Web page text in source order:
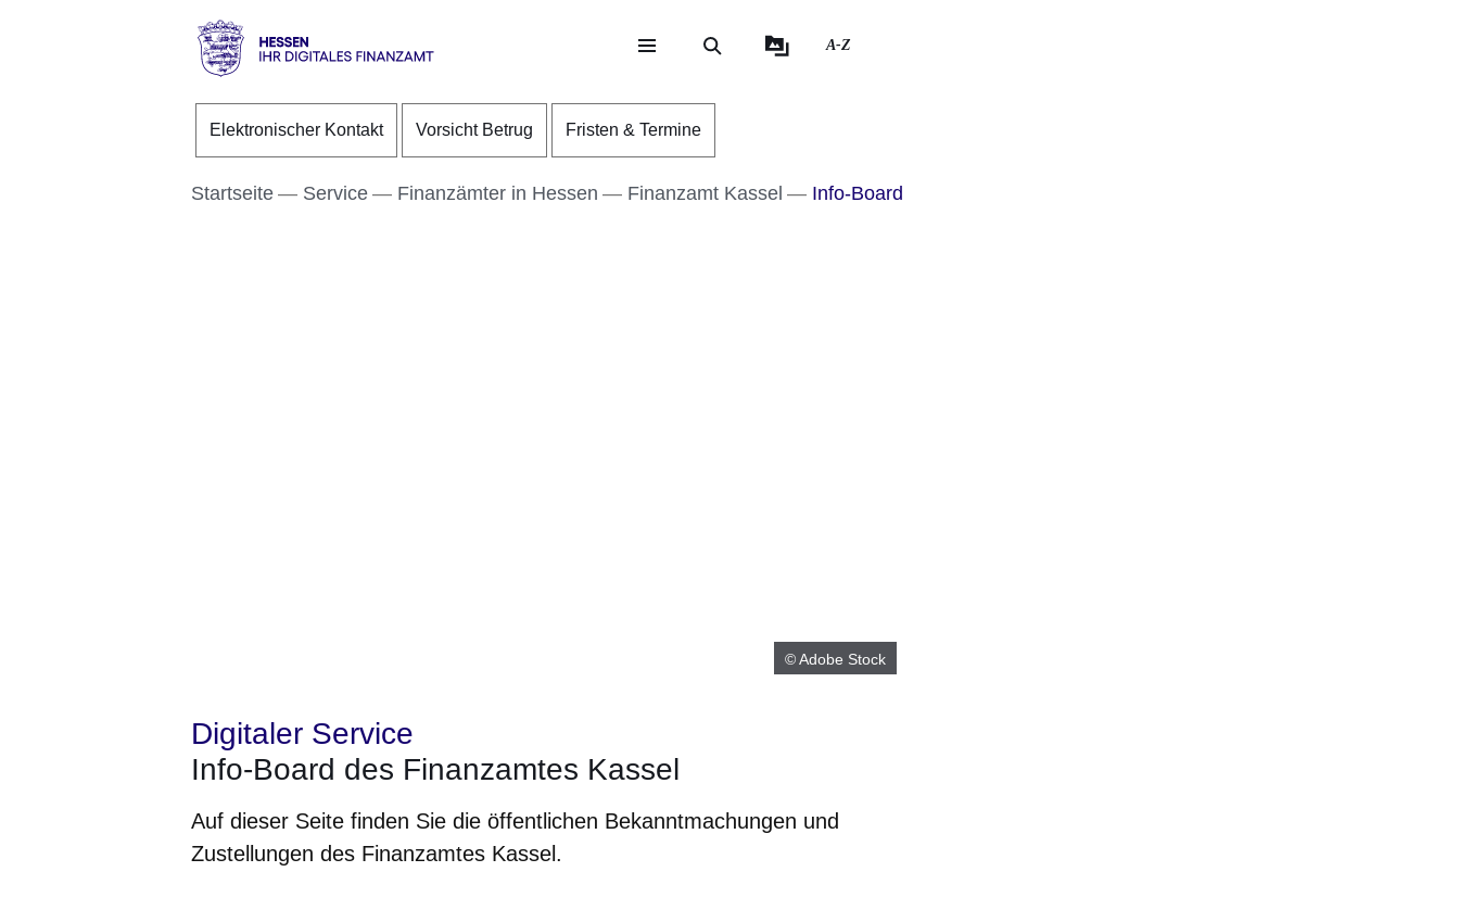
Direkt zum Kopf der Seite
Direkt zum Inhalt
Direkt zum Fuß der Seite
Ihr
Finanzamt
A-Z
Elektronischer Kontakt Vorsicht Betrug Fristen & Termine
Startseite Service Finanzämter in Hessen Finanzamt Kassel Info-Board
© Adobe Stock
Digitaler Service
Info-Board des Finanzamtes Kassel
Auf dieser Seite finden Sie die öffentlichen Bekanntmachungen und
Zustellungen des Finanzamtes Kassel.